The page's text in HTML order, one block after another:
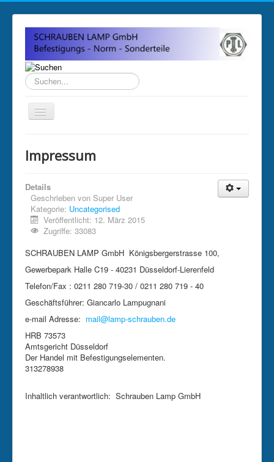
Suchen...
Über uns
Impressum
Anfahrt und Öffnungszeiten
Sitemap
Impressum
Details
Geschrieben von Super User
Kategorie: Uncategorised
Veröffentlicht: 12. März 2015
Zugriffe: 33083
SCHRAUBEN LAMP GmbH Königsbergerstrasse 100,
Gewerbepark Halle C19 - 40231 Düsseldorf-Lierenfeld
Telefon/Fax : 0211 280 719-30 / 0211 280 719 - 40
Geschäftsführer: Giancarlo Lampugnani
e-mail Adresse: mail@lamp-schrauben.de
HRB 73573
Amtsgericht Düsseldorf
Der Handel mit Befestigungselementen.
313278938
Inhaltlich verantwortlich: Schrauben Lamp GmbH